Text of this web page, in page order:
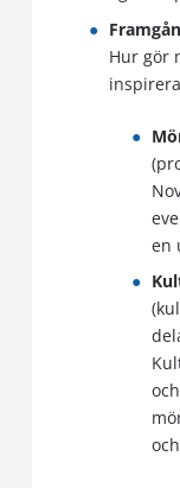
Hur gör
en